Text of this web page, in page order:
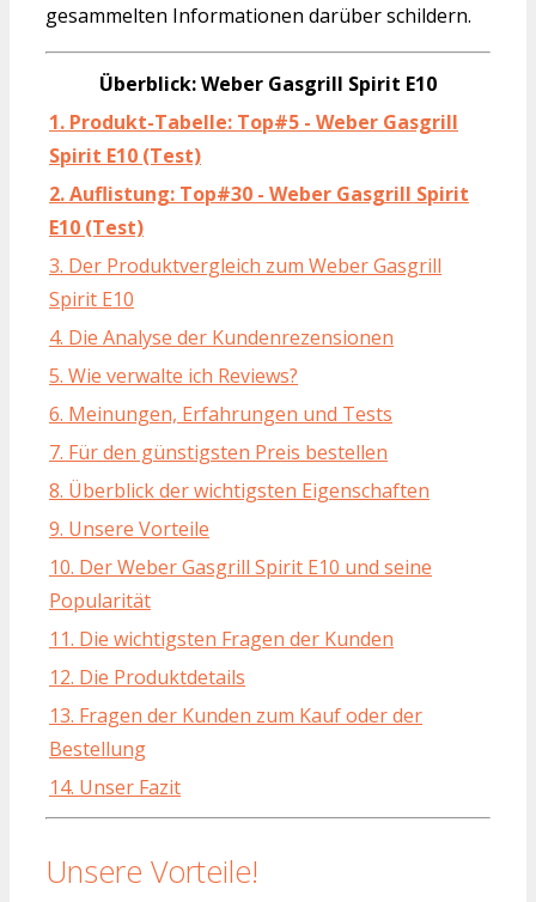
gesammelten Informationen darüber schildern.
Überblick: Weber Gasgrill Spirit E10
1. Produkt-Tabelle: Top#5 - Weber Gasgrill
Spirit E10 (Test)
2. Auflistung: Top#30 - Weber Gasgrill Spirit
E10 (Test)
3. Der Produktvergleich zum Weber Gasgrill
Spirit E10
4. Die Analyse der Kundenrezensionen
5. Wie verwalte ich Reviews?
6. Meinungen, Erfahrungen und Tests
7. Für den günstigsten Preis bestellen
8. Überblick der wichtigsten Eigenschaften
9. Unsere Vorteile
10. Der Weber Gasgrill Spirit E10 und seine
Popularität
11. Die wichtigsten Fragen der Kunden
12. Die Produktdetails
13. Fragen der Kunden zum Kauf oder der
Bestellung
14. Unser Fazit
Unsere Vorteile!